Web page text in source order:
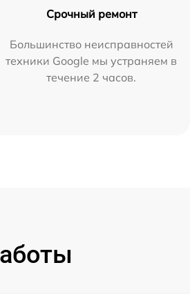
Срочный ремонт
Большинство неисправностей
техники Google мы устраняем в
течение 2 часов.